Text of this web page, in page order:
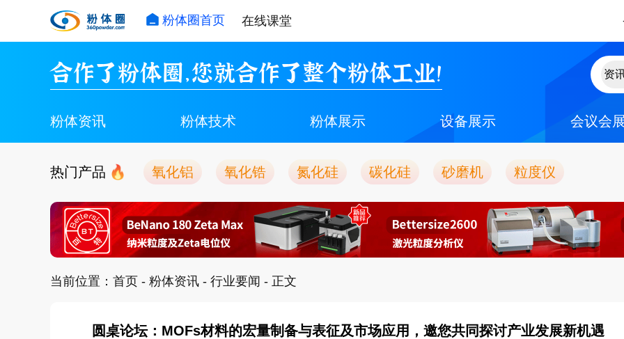
粉体圈首页 在线课堂
合作了粉体圈，您就合作了整个粉体工业！
粉体资讯 粉体技术 粉体展示 设备展示 会议会
热门产品 氧化铝 氧化锆 氮化硅 碳化硅 砂磨机 粒度仪
当前位置： 首页 - 粉体资讯 - 行业要闻 - 正文
圆桌论坛：MOFs材料的宏量制备与表征及市场应用，邀您共同探讨产业发展新机遇